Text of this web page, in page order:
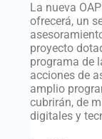
La nueva
ofrecerá, un
proyecto
programa de
acciones de
amplio
cubrirán, de
digitales y